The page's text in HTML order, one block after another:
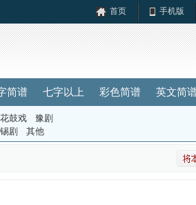
首页 手机版
简谱 七字以上 彩色简谱 英文简
花鼓戏
豫剧
锡剧 其他